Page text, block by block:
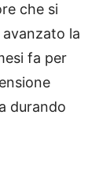
che si
avanzato la
fa per
durando